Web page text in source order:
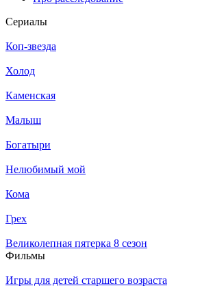
Се­риа­лы
Коп-звезда
Холод
Каменская
Малыш
Богатыри
Нелюбимый мой
Кома
Грех
Великолепная пятерка 8 сезон
Филь­мы
Игры для детей старшего возраста